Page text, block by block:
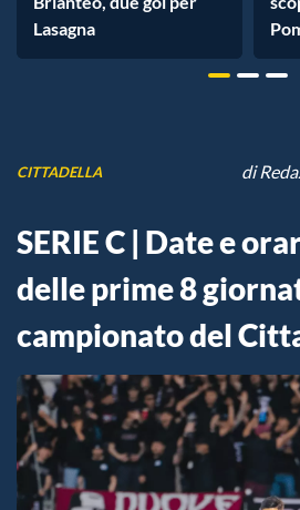
Lasagna
CITTADELLA di
SERIE C | Date e
delle prime 8
campionato del